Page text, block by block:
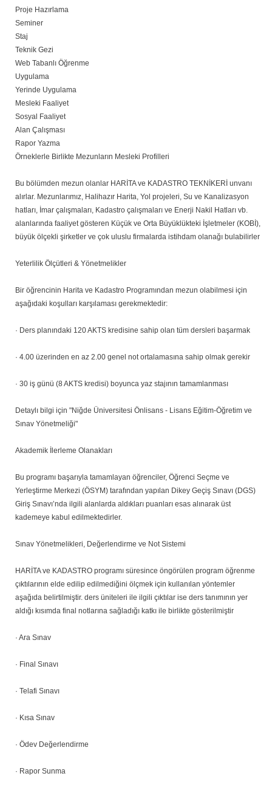
Proje Hazırlama
Seminer
Staj
Teknik Gezi
Web Tabanlı Öğrenme
Uygulama
Yerinde Uygulama
Mesleki Faaliyet
Sosyal Faaliyet
Alan Çalışması
Rapor Yazma
Örneklerle Birlikte Mezunların Mesleki Profilleri
Bu bölümden mezun olanlar HARİTA ve KADASTRO TEKNİKERİ unvanı
alırlar. Mezunlarımız, Halihazır Harita, Yol projeleri, Su ve Kanalizasyon
hatları, İmar çalışmaları, Kadastro çalışmaları ve Enerji Nakil Hatları vb.
alanlarında faaliyet gösteren Küçük ve Orta Büyüklükteki İşletmeler (KOBİ),
büyük ölçekli şirketler ve çok uluslu firmalarda istihdam olanağı bulabilirler
Yeterlilik Ölçütleri & Yönetmelikler
Bir öğrencinin Harita ve Kadastro Programından mezun olabilmesi için
aşağıdaki koşulları karşılaması gerekmektedir:
· Ders planındaki 120 AKTS kredisine sahip olan tüm dersleri başarmak
· 4.00 üzerinden en az 2.00 genel not ortalamasına sahip olmak gerekir
· 30 iş günü (8 AKTS kredisi) boyunca yaz stajının tamamlanması
Detaylı bilgi için "Niğde Üniversitesi Önlisans - Lisans Eğitim-Öğretim ve
Sınav Yönetmeliği"
Akademik İlerleme Olanakları
Bu programı başarıyla tamamlayan öğrenciler, Öğrenci Seçme ve
Yerleştirme Merkezi (ÖSYM) tarafından yapılan Dikey Geçiş Sınavı (DGS)
Giriş Sınavı’nda ilgili alanlarda aldıkları puanları esas alınarak üst
kademeye kabul edilmektedirler.
Sınav Yönetmelikleri, Değerlendirme ve Not Sistemi
HARİTA ve KADASTRO programı süresince öngörülen program öğrenme
çıktılarının elde edilip edilmediğini ölçmek için kullanılan yöntemler
aşağıda belirtilmiştir. ders üniteleri ile ilgili çıktılar ise ders tanımının yer
aldığı kısımda final notlarına sağladığı katkı ile birlikte gösterilmiştir
· Ara Sınav
· Final Sınavı
· Telafi Sınavı
· Kısa Sınav
· Ödev Değerlendirme
· Rapor Sunma